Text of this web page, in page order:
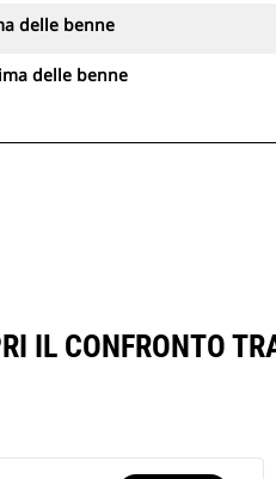
rischio di incidenti
delle benne
delle benne
IL CONFRONTO